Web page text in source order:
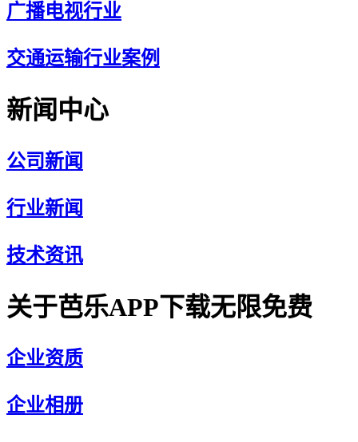
广播电视行业
交通运输行业案例
新闻中心
公司新闻
行业新闻
技术资讯
关于芭乐APP下载无限免费
企业资质
企业相册